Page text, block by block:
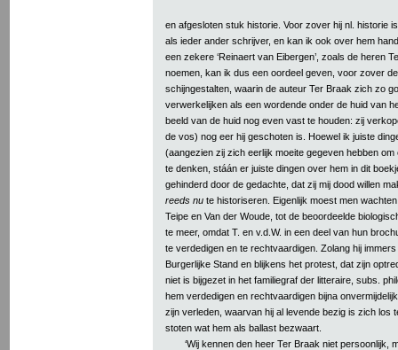
en afgesloten stuk historie. Voor zover hij nl. historie
als ieder ander schrijver, en kan ik ook over hem
een zekere ‘Reinaert van Eibergen’, zoals de heren
noemen, kan ik dus een oordeel geven, voor zover
schijngestalten, waarin de auteur Ter Braak zich zo
verwerkelijken als een wordende onder de huid van
beeld van de huid nog even vast te houden: zij
de vos) nog eer hij geschoten is. Hoewel ik juiste
(aangezien zij zich eerlijk moeite gegeven hebben
te denken, stáán er juiste dingen over hem in dit
gehinderd door de gedachte, dat zij mij dood willen
reeds nu te historiseren. Eigenlijk moest men
Teipe en Van der Woude, tot de beoordeelde
te meer, omdat T. en v.d.W. in een deel van hun
te verdedigen en te rechtvaardigen. Zolang hij
Burgerlijke Stand en blijkens het protest, dat zijn
niet is bijgezet in het familiegraf der litteraire, subs.
hem verdedigen en rechtvaardigen bijna
zijn verleden, waarvan hij al levende bezig is zich los
stoten wat hem als ballast bezwaart.
‘Wij kennen den heer Ter Braak niet persoonlijk,